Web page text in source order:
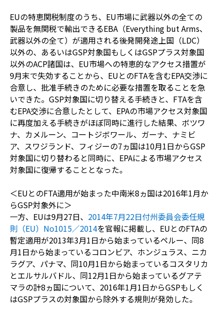
EUの特恵関税制度のうち、EU市場に武器以外の全ての
製品を無関税で輸出できるEBA（Everything but Arms、
武器以外の全て）が適用される後発開発途上国（LDC）
以外の、あるいはGSP対象国もしくはGSPプラス対象国
以外のACP諸国は、EU市場への特恵的なアクセス措置が
9月末で失効することから、EUとのFTAを含むEPA交渉に
合意し、批准手続きのために必要な措置を取ることを急
いできた。GSP対象国に切り替える手続きと、FTAを含
むEPA交渉に合意したとして、EPAの市場アクセス対象国
に再度加える手続きがほぼ同時に進行した結果、ボツワ
ナ、カメルーン、コートジボワール、ガーナ、ナミビ
ア、スワジランド、フィジーの7ヵ国は10月1日からGSP
対象国に切り替わると同時に、EPAによる市場アクセス
対象国に復帰することとなった。
＜EUとのFTA適用が始まった中南米8ヵ国は2016年1月か
らGSP対象外に＞
一方、EUは9月27日、 2014年7月22日付州委員会委任規
則（EU）No1015／2014を官報に掲載し、EUとのFTAの
暫定適用が2013年3月1日から始まっているペルー、同8
月1日から始まっているコロンビア、ホンジュラス、ニカ
ラグア、パナマ、同10月1日から始まっているコスタリカ
とエルサルバドル、同12月1日から始まっているグアテ
マラの計8ヵ国について、2016年1月1日からGSPもしく
はGSPプラスの対象国から除外する規則が発効した。